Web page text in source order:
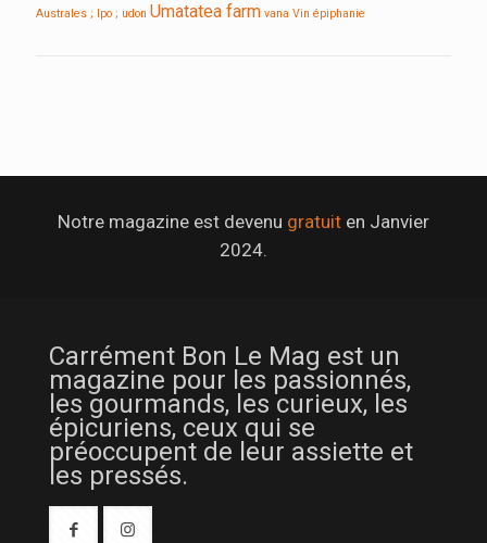
Australes ; Ipo ; udon Umatatea farm vana Vin épiphanie
Notre magazine est devenu gratuit en Janvier
2024.
Carrément Bon Le Mag est un
magazine pour les passionnés,
les gourmands, les curieux, les
épicuriens, ceux qui se
préoccupent de leur assiette et
les pressés.